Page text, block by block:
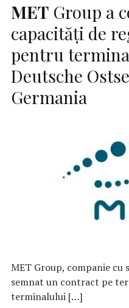
MET Group a
capacități de
pentru
Deutsche
Germania
MET Group, companie cu
semnat un contract pe
terminalului […]